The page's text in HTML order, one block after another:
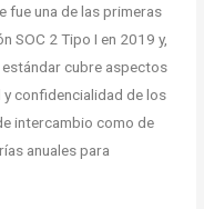
fue una de las primeras
SOC 2 Tipo I en 2019 y,
cubre aspectos
confidencialidad de los
intercambio como de
anuales para